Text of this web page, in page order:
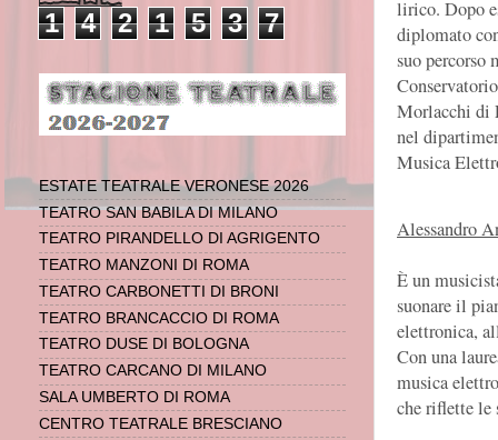
lirico. Dopo
diplomato
suo percorso
Conservatorio
Morlacchi di
nel
Musica
Alessandro
È un
suonare il
elettronica,
Con una
musica
che riflette le
1 4 2 1 5 3 7
ESTATE TEATRALE VERONESE 2026
TEATRO SAN BABILA DI MILANO
TEATRO PIRANDELLO DI AGRIGENTO
TEATRO MANZONI DI ROMA
TEATRO CARBONETTI DI BRONI
TEATRO BRANCACCIO DI ROMA
TEATRO DUSE DI BOLOGNA
TEATRO CARCANO DI MILANO
SALA UMBERTO DI ROMA
CENTRO TEATRALE BRESCIANO